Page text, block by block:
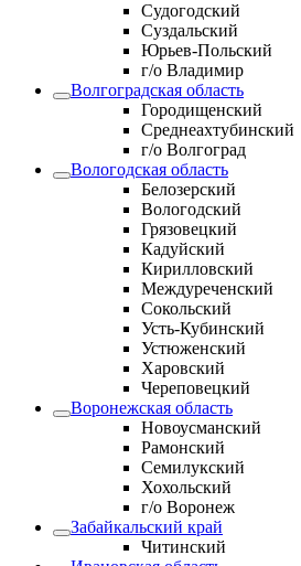
Судогодский
Суздальский
Юрьев-Польский
г/о Владимир
Волгоградская область
Городищенский
Среднеахтубинский
г/о Волгоград
Вологодская область
Белозерский
Вологодский
Грязовецкий
Кадуйский
Кирилловский
Междуреченский
Сокольский
Усть-Кубинский
Устюженский
Харовский
Череповецкий
Воронежская область
Новоусманский
Рамонский
Семилукский
Хохольский
г/о Воронеж
Забайкальский край
Читинский